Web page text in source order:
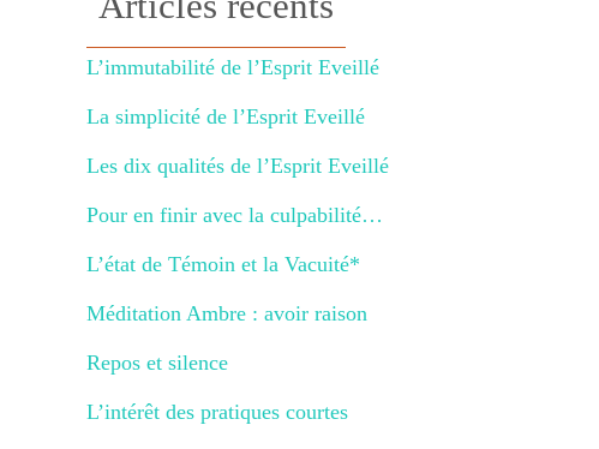
L’immutabilité de l’Esprit Eveillé
La simplicité de l’Esprit Eveillé
Les dix qualités de l’Esprit Eveillé
Pour en finir avec la culpabilité…
L’état de Témoin et la Vacuité*
Méditation Ambre : avoir raison
Repos et silence
L’intérêt des pratiques courtes